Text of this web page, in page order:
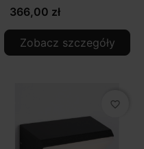
366,00 zł
Zobacz szczegóły
favorite_border